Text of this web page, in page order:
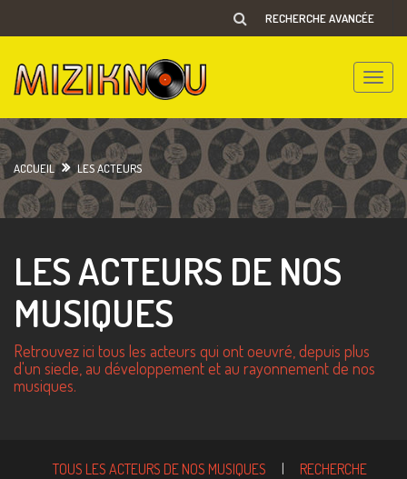
RECHERCHE AVANCÉE
Toggle
ACCUEIL LES ACTEURS
LES ACTEURS DE NOS
MUSIQUES
Retrouvez ici tous les acteurs qui ont oeuvré, depuis plus
d'un siecle, au développement et au rayonnement de nos
musiques.
TOUS LES ACTEURS DE NOS MUSIQUES
RECHERCHE